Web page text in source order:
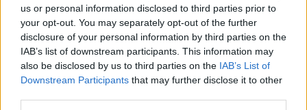
us or personal information disclosed to third parties prior to
your opt-out. You may separately opt-out of the further
disclosure of your personal information by third parties on the
IAB’s list of downstream participants. This information may
also be disclosed by us to third parties on the IAB’s List of
Downstream Participants that may further disclose it to other
«Η δυνατότητα προσδιορισμού της διεγχειρητικής
μοριακής διάγνωσης σε πραγματικό χρόνο κατά τη
διάρκεια της χειρουργικής επέμβασης μπορεί να
προωθήσει την ανάπτυξη της ογκολογίας ακριβείας